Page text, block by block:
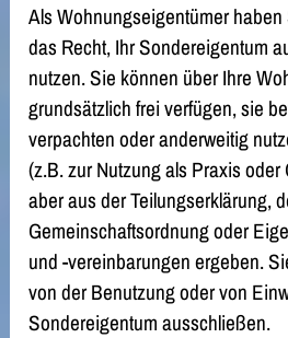
Als Wohnungseigentümer
das Recht, Ihr Sondereigentum
nutzen. Sie können über Ihre
grundsätzlich frei verfügen, sie
verpachten oder anderweitig
(z.B. zur Nutzung als Praxis
aber aus der Teilungserklärung,
Gemeinschaftsordnung oder
und -vereinbarungen ergeben.
von der Benutzung oder von
Sondereigentum ausschließen.